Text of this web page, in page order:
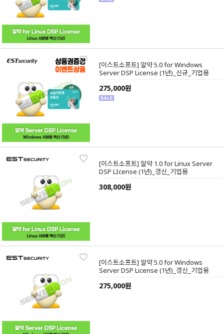
[이스트소프트] 알약 5.0 for Windows
Server DSP License (1년)_신규_기업용
275,000원
[이스트소프트] 알약 1.0 for Linux Server
DSP LIcense (1년)_갱신_기업용
308,000원
[이스트소프트] 알약 5.0 for Windows
Server DSP License (1년)_갱신_기업용
275,000원